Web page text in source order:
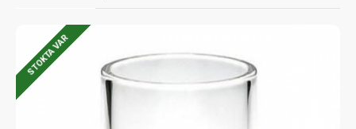
STOKTA VAR